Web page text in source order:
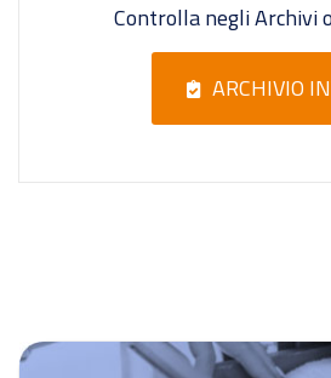
Controlla negli Archivi
ARCHIVIO